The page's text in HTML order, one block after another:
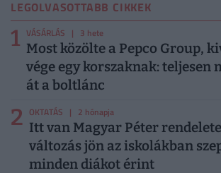
LEGOLVASOTTABB CIKKEK
1 VÁSÁRLÁS | 3 hete
Most közölte a Pepco Group,
vége egy korszaknak: teljesen
át a boltlánc
2 OKTATÁS | 2 hónapja
Itt van Magyar Péter
változás jön az iskolákban
minden diákot érint